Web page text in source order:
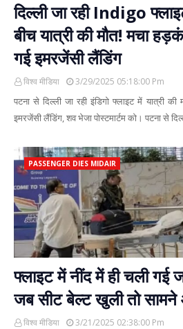
दिल्ली जा रही Indigo
बीच यात्री की मौत! मचा
गई इमरजेंसी लैंडिंग
विश्व मीडिया 3/29/2025 05:18:00 Pm
पटना से दिल्ली जा रही इंडिगो फ्लाइट में यात्री
इमरजेंसी लैंडिंग, शव भेजा पोस्टमार्टम को। पटना से
PASSENGER DIES MIDAIR
फ्लाइट में नींद में ही चली गई
जब सीट बेल्ट खुली तो
विश्व मीडिया 3/21/2025 02:38:00 Pm